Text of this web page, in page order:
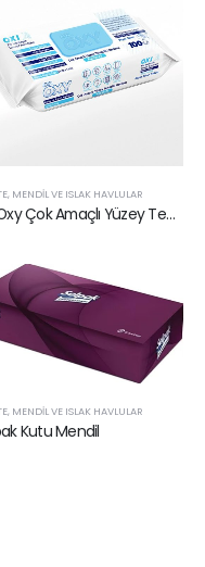
MENDIL VE ISLAK HAVLULAR
Mr. Oxy Çok Amaçlı Yüzey Temizlik Havlusu
MENDIL VE ISLAK HAVLULAR
Kutu Mendil